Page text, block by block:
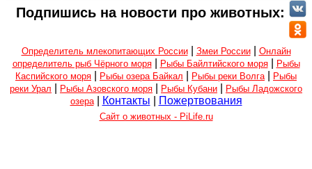
Подпишись на новости про животных:
Определитель млекопитающих России| Змеи России| Онлайн
определитель рыб Чёрного моря| Рыбы Байлтийского моря|
Рыбы
Каспийского моря
Рыбы озера Байкал Рыбы реки Волга
Рыбы
реки Урал
Рыбы Азовского моря Рыбы Кубани
Рыбы Ладожского
озера| Контакты Пожертвования
Сайт о животных - PiLife.ru